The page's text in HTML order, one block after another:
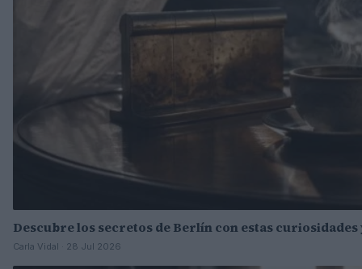
Descubre los secretos de Berlín con estas
Carla Vidal · 28 Jul 2026